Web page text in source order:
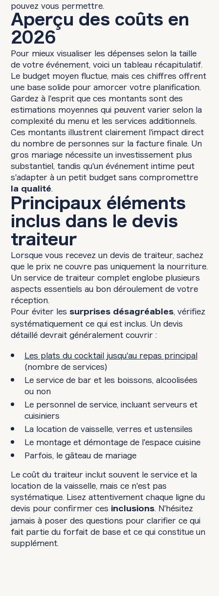
pouvez vous permettre.
Aperçu des coûts en
2026
Pour mieux visualiser les dépenses selon la taille
de votre événement, voici un tableau récapitulatif.
Le budget moyen fluctue, mais ces chiffres offrent
une base solide pour amorcer votre planification.
Gardez à l'esprit que ces montants sont des
estimations moyennes qui peuvent varier selon la
complexité du menu et les services additionnels.
Ces montants illustrent clairement l'impact direct
du nombre de personnes sur la facture finale. Un
gros mariage nécessite un investissement plus
substantiel, tandis qu'un événement intime peut
s'adapter à un petit budget sans compromettre
la qualité.
Principaux éléments
inclus dans le devis
traiteur
Lorsque vous recevez un devis de traiteur, sachez
que le prix ne couvre pas uniquement la nourriture.
Un service de traiteur complet englobe plusieurs
aspects essentiels au bon déroulement de votre
réception.
Pour éviter lessurprises désagréables, vérifiez
systématiquement ce qui est inclus. Un devis
détaillé devrait généralement couvrir :
Les plats du cocktail jusqu'au repas principal
(nombre de services)
Le service de bar et les boissons, alcoolisées
ou non
Le personnel de service, incluant serveurs et
cuisiniers
La location de vaisselle, verres et ustensiles
Le montage et démontage de l'espace cuisine
Parfois, le gâteau de mariage
Le coût du traiteur inclut souvent le service et la
location de la vaisselle, mais ce n'est pas
systématique. Lisez attentivement chaque ligne du
devis pour confirmer ces inclusions. N'hésitez
jamais à poser des questions pour clarifier ce qui
fait partie du forfait de base et ce qui constitue un
supplément.